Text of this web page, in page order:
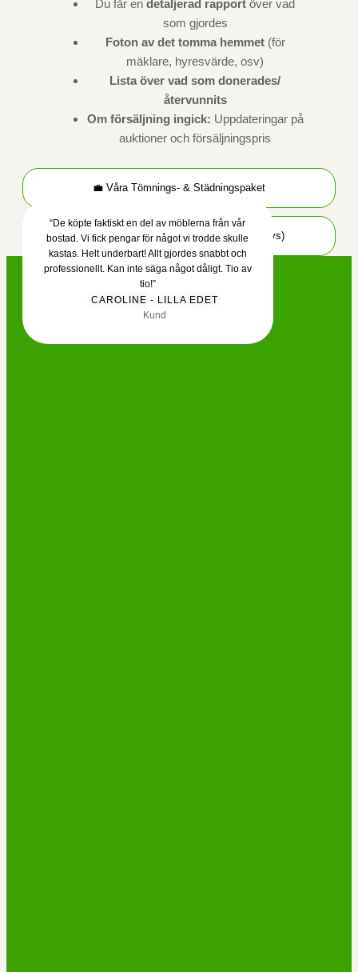
💼 Våra Tömnings- & Städningspaket
🏅 Jämförelse: Vi vs Konkurrenterna (Analys)
Du får en detaljerad rapport över vad
som gjordes
Foton av det tomma hemmet(för
mäklare, hyresvärde, osv)
Lista över vad som donerades/
återvunnits
Om försäljning ingick: Uppdateringar på
auktioner och försäljningspris
“De köpte faktiskt en del av möblerna från vår
bostad. Vi fick pengar för något vi trodde skulle
kastas. Helt underbart! Allt gjordes snabbt och
professionellt. Kan inte säga något dåligt. Tio av
tio!”
CAROLINE - LILLA EDET
Kund